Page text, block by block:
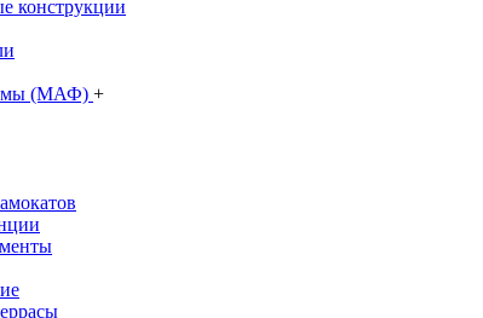
конструкции
(МАФ) +